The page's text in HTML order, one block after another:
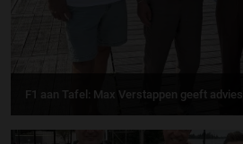
F1 aan Tafel: Max Verstappen geeft advies